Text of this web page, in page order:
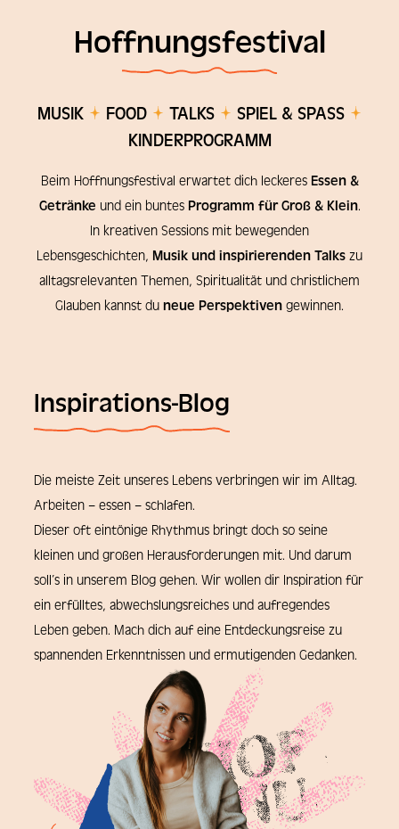
Hoffnungsfestival
MUSIK FOOD TALKS
SPIEL & SPASS
KINDERPROGRAMM
Beim Hoffnungsfestival erwartet dich leckeres Essen &
Getränke und ein buntes Programm für Groß & Klein.
In kreativen Sessions mit bewegenden
Lebensgeschichten, Musik und inspirierenden Talks zu
alltagsrelevanten Themen, Spiritualität und christlichem
Glauben kannst du neue Perspektiven gewinnen.
Inspirations-Blog
Die meiste Zeit unseres Lebens verbringen wir im Alltag.
Arbeiten – essen – schlafen.
Dieser oft eintönige Rhythmus bringt doch so seine
kleinen und großen Herausforderungen mit. Und darum
soll’s in unserem Blog gehen. Wir wollen dir Inspiration für
ein erfülltes, abwechslungsreiches und aufregendes
Leben geben. Mach dich auf eine Entdeckungsreise zu
spannenden Erkenntnissen und ermutigenden Gedanken.